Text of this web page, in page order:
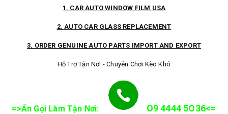
1. CAR AUTO WINDOW FILM USA
2. AUTO CAR GLASS REPLACEMENT
3. ORDER GENUINE AUTO PARTS IMPORT AND EXPORT
Hỗ Trợ Tận Nơi - Chuyên Chơi Kèo Khó
=>Ấn Gọi Làm Tận Nơi: O9 4444 5O36<=